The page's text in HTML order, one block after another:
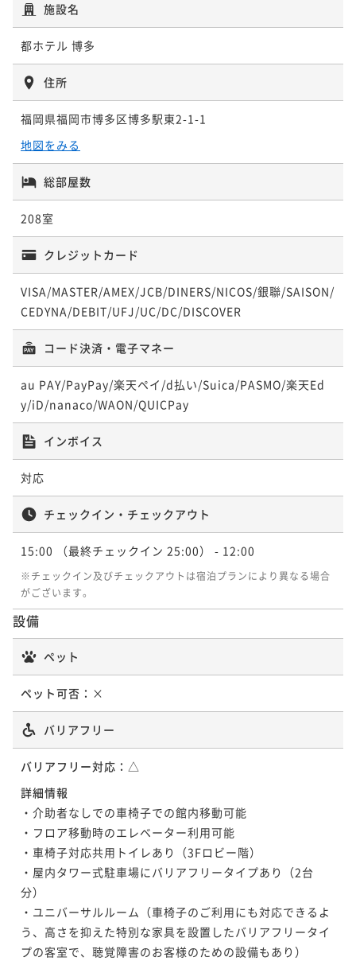
ラグジュアリーツイン＜禁煙＞
42平米 禁煙
42平米 禁煙 無料Wi-Fi
ポイント即利用で最大5％OFF
¥59,000~
2名
34平米 禁煙
プレミアム デラックスキングダブル＜禁
煙・上層階＞
36平米 禁煙 無料Wi-Fi
ダブル
¥48,300~
2名 ¥ 45,885 ~
禁煙・上層階＞
42平米 禁煙 無料Wi-Fi
ダブル
上層階＞
42平米 禁煙
施設名
都ホテル 博多
住所
福岡県福岡市博多区博多駅東2-1-1
地図をみる
総部屋数
208室
クレジットカード
VISA/MASTER/AMEX/JCB/DINERS/NICOS/銀聯/SAISON/
CEDYNA/DEBIT/UFJ/UC/DC/DISCOVER
コード決済・電子マネー
au PAY/PayPay/楽天ペイ/d払い/Suica/PASMO/楽天Ed
y/iD/nanaco/WAON/QUICPay
インボイス
対応
チェックイン・チェックアウト
15:00 （最終チェックイン 25:00） - 12:00
※チェックイン及びチェックアウトは宿泊プランにより異なる場合
がございます。
設備
ペット
ペット可否： ×
バリアフリー
バリアフリー対応： △
詳細情報
・介助者なしでの車椅子での館内移動可能
・フロア移動時のエレベーター利用可能
・車椅子対応共用トイレあり（3Fロビー階）
・屋内タワー式駐車場にバリアフリータイプあり（2台
分）
・ユニバーサルルーム（車椅子のご利用にも対応できるよ
う、高さを抑えた特別な家具を設置したバリアフリータイ
プの客室で、聴覚障害のお客様のための設備もあり）